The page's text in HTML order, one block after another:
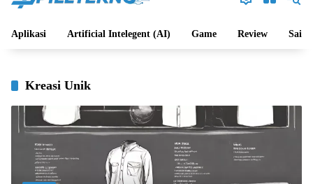
Aplikasi Artificial Intelegent (AI) Game Review Sains
Kreasi Unik